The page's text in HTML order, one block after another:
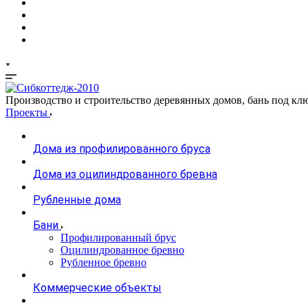
Производство и строительство деревянных домов, бань под
Проекты
Дома из профилированного бруса
Дома из оцилиндрованного бревна
Рубленные дома
Бани
Профилированный брус
Оцилиндрованное бревно
Рубленное бревно
Коммерческие объекты